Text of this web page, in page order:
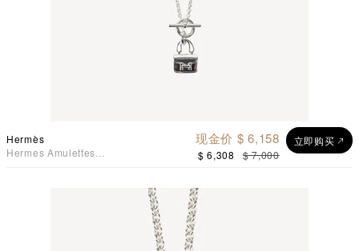
Hermès
Hermes Amulettes
立即购买
现金价 $ 6,158
$ 6,308 $ 7,000